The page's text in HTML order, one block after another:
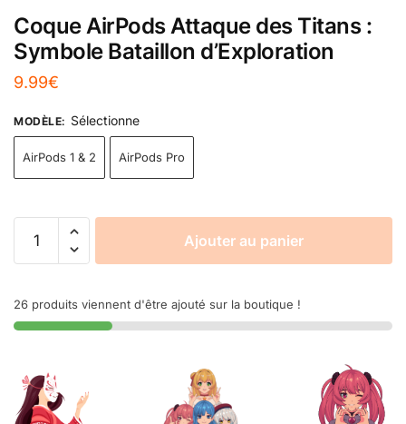
Coque AirPods Attaque des Titans :
Symbole Bataillon d’Exploration
9.99€
MODÈLE: Sélectionne
AirPods 1 & 2 AirPods Pro
Ajouter au panier
26 produits viennent d'être ajouté sur la boutique !